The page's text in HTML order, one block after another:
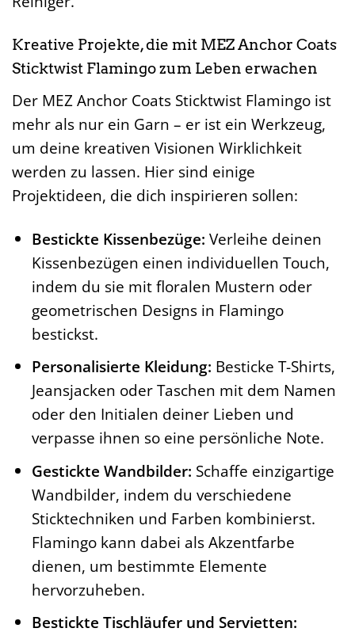
Kreative Projekte, die mit MEZ Anchor Coats
Sticktwist Flamingo zum Leben erwachen
Der MEZ Anchor Coats Sticktwist Flamingo ist
mehr als nur ein Garn – er ist ein Werkzeug,
um deine kreativen Visionen Wirklichkeit
werden zu lassen. Hier sind einige
Projektideen, die dich inspirieren sollen:
Bestickte Kissenbezüge: Verleihe deinen
Kissenbezügen einen individuellen Touch,
indem du sie mit floralen Mustern oder
geometrischen Designs in Flamingo
bestickst.
Personalisierte Kleidung: Besticke T-Shirts,
Jeansjacken oder Taschen mit dem Namen
oder den Initialen deiner Lieben und
verpasse ihnen so eine persönliche Note.
Gestickte Wandbilder: Schaffe einzigartige
Wandbilder, indem du verschiedene
Sticktechniken und Farben kombinierst.
Flamingo kann dabei als Akzentfarbe
dienen, um bestimmte Elemente
hervorzuheben.
Bestickte Tischläufer und Servietten: